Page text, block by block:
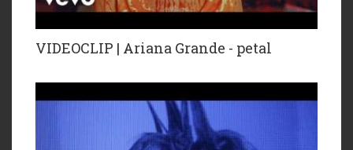
VIDEOCLIP | Ariana Grande - petal